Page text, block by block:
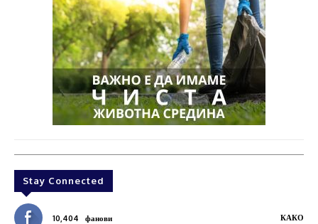
Stay Connected
10,404 фанови КАКО